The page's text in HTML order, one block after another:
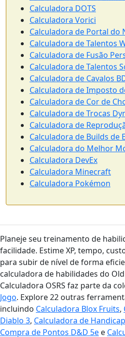
Calculadora DOTS
Calculadora Vorici
Calculadora de Portal do
Calculadora de Talentos
Calculadora de Fusão
Calculadora de Talentos
Calculadora de Cavalos
Calculadora de Imposto
Calculadora de Cor de
Calculadora de Trocas
Calculadora de
Calculadora de Builds de
Calculadora do Melhor
Calculadora DevEx
Calculadora Minecraft
Calculadora Pokémon
Planeje seu treinamento de
facilidade. Estime XP, tempo,
para subir de nível de forma
calculadora de habilidades do
Calculadora OSRS faz parte da
Jogo. Explore 22 outras
incluindo Calculadora Blox Fruits,
Diablo 3, Calculadora de
Compra de Pontos D&D 5e e